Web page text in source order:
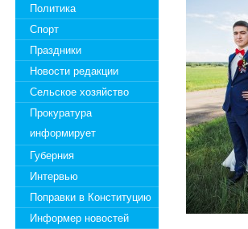
Политика
Спорт
Праздники
Новости редакции
Сельское хозяйство
Прокуратура
информирует
Губерния
Интервью
Поправки в Конституцию
Информер новостей